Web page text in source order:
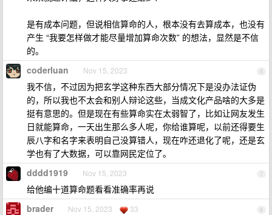
是有成本问题，但说相信算命的人，根本没有去算成本，也没有
产生 “我要怎样做才能尽量增加算命次数” 的想法，显然是不信
的。
6
coderluan Nov 15, 2023
我不信，不过因为把玄学这种东西大部分情况下是没办法证伪
的，所以我也不太会和别人辩论这些，当成文化产品啥的大多是
挺有意思的。但是现在有些算命实在太弱智了，比如让网友发生
日就能算命，一天出生那么多人呢，你给谁算呢，以前还得要生
辰八字和名字来表明自己没算错人，现在咋还退化了呢，还是玄
学也有了大数据，可以靠网民定位了。
7
dddd1919 Nov 15, 2023
给他编十道算命题看看准确率再说
8
brader Nov 15, 2023 33